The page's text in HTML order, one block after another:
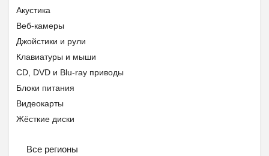
Акустика
Веб-камеры
Джойстики и рули
Клавиатуры и мыши
CD, DVD и Blu-ray приводы
Блоки питания
Видеокарты
Жёсткие диски
Контроллеры
Все регионы